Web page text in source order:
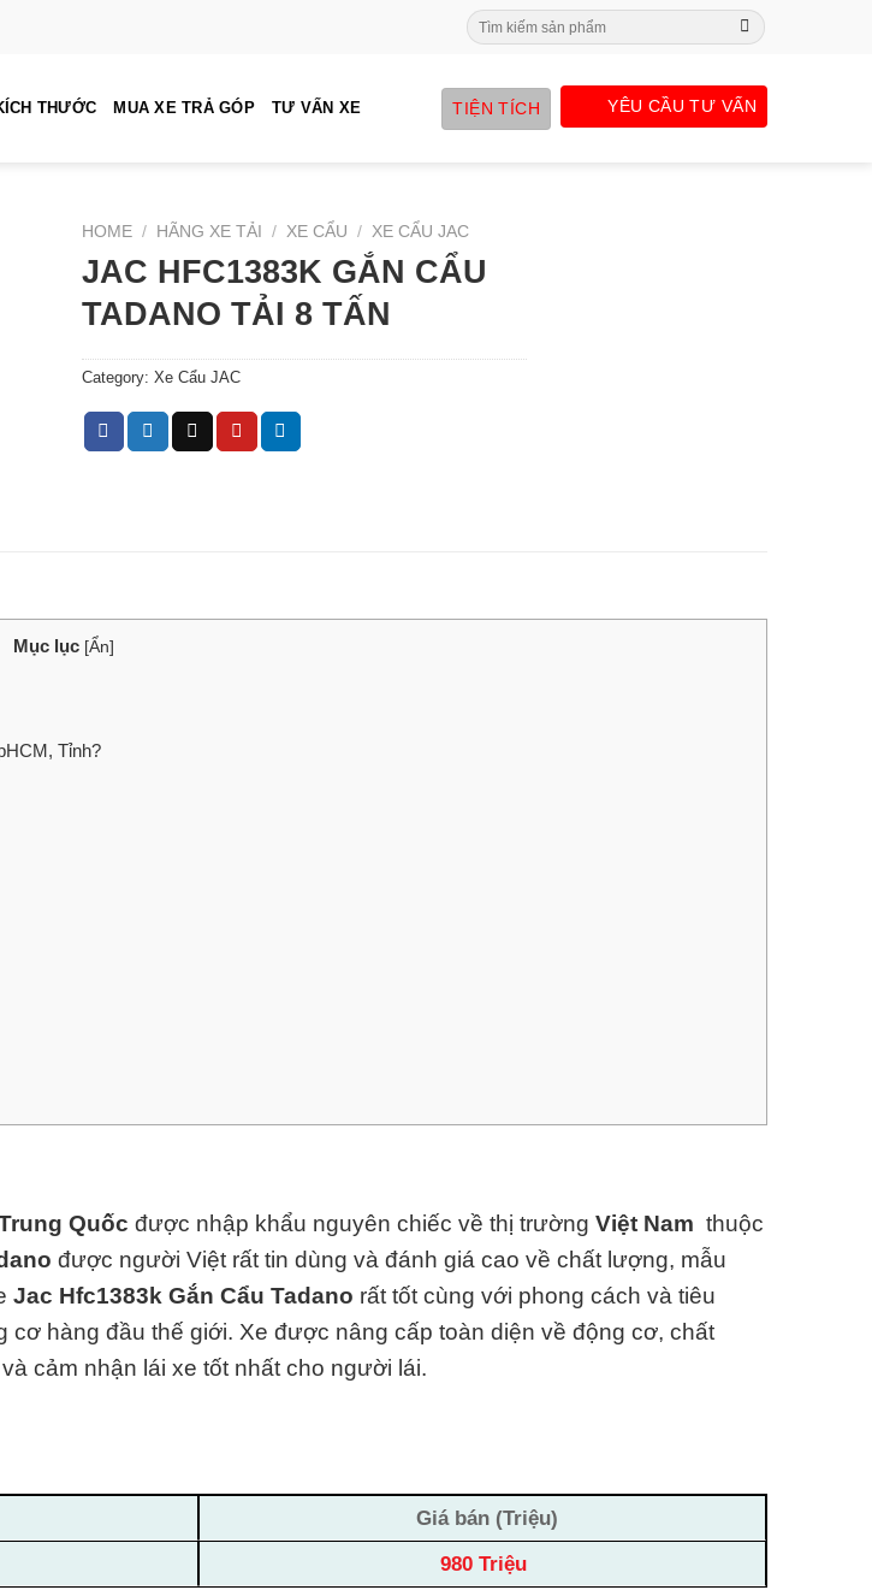
Search
for:
THƯỚC MUA XE TRẢ GÓP TƯ VẤN XE TIỆN TÍCH YÊU CẦU TƯ VẤN
HOME / HÃNG XE TẢI / XE CẨU / XE CẨU JAC
JAC HFC1383K GẮN CẨU
TADANO TẢI 8 TẤN
Category: Xe Cẩu JAC
Mục lục [Ẩn]
Tỉnh?
Quốc được nhập khẩu nguyên chiếc về thị trường Việt Nam thuộc
được người Việt rất tin dùng và đánh giá cao về chất lượng, mẫu
Jac Hfc1383k Gắn Cẩu Tadano rất tốt cùng với phong cách và tiêu
cơ hàng đầu thế giới. Xe được nâng cấp toàn diện về động cơ, chất
cảm nhận lái xe tốt nhất cho người lái.
Giá bán (Triệu)
980 Triệu